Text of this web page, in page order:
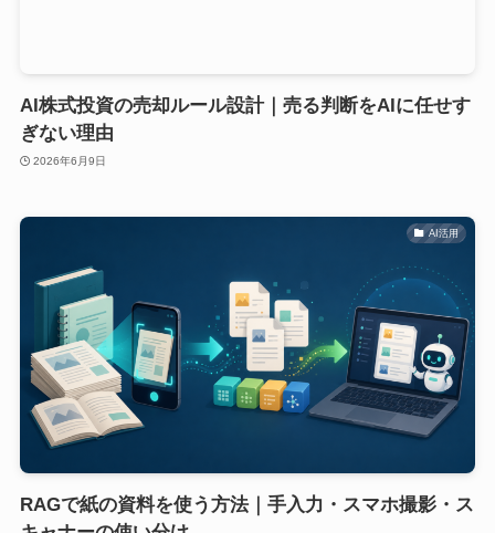
AI株式投資の売却ルール設計｜売る判断をAIに任せす
ぎない理由
2026年6月9日
AI活用
RAGで紙の資料を使う方法｜手入力・スマホ撮影・ス